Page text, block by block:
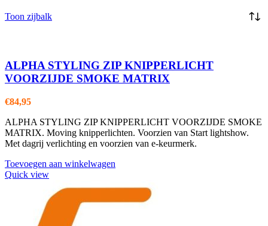
Toon zijbalk
ALPHA STYLING ZIP KNIPPERLICHT
VOORZIJDE SMOKE MATRIX
€84,95
ALPHA STYLING ZIP KNIPPERLICHT VOORZIJDE SMOKE
MATRIX. Moving knipperlichten. Voorzien van Start lightshow.
Met dagrij verlichting en voorzien van e-keurmerk.
Toevoegen aan winkelwagen
Quick view